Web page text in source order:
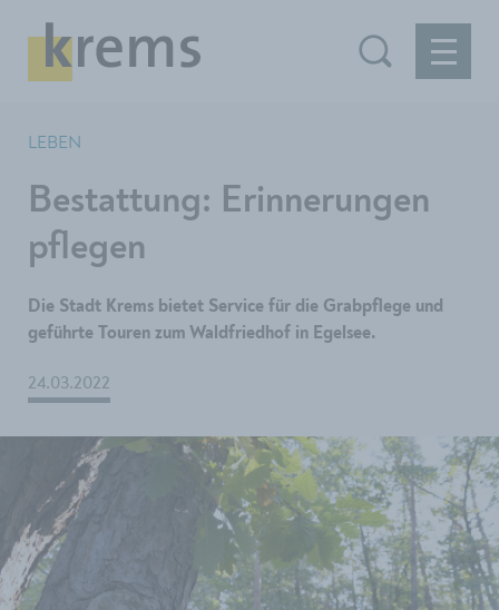
LEBEN
Bestattung: Erinnerungen
pflegen
Die Stadt Krems bietet Service für die Grabpflege und
geführte Touren zum Waldfriedhof in Egelsee.
24.03.2022